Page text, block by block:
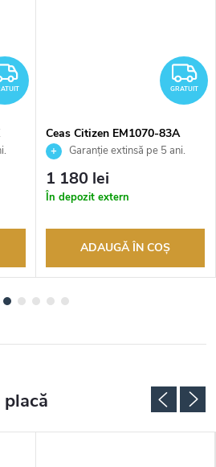
GRATUIT
GRATUIT
Ceas Citizen EM1070-83A
Garanție extinsă pe 5 ani.
Până la 100 de zile pentru
returnarea bunurilor. Vânzător
autorizat
1 180 lei
În depozit extern
ADAUGĂ ÎN COŞ